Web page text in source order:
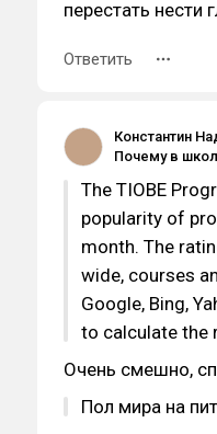
перестать нести
Ответить
Константин
The TIOBE
popularity of
month. The
wide, courses
Google, Bing,
to calculate the
Очень смешно,
Пол мира на